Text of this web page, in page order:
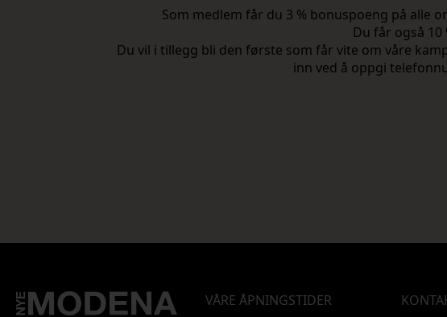
Som medlem får du 3 % bonuspoeng på alle
Du får også
Du vil i tillegg bli den første som får vite om våre
inn ved å oppgi
VÅRE ÅPNINGSTIDER